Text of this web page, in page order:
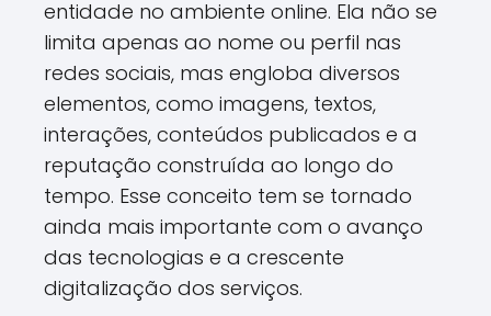
entidade no ambiente online. Ela não se
limita apenas ao nome ou perfil nas
redes sociais, mas engloba diversos
elementos, como imagens, textos,
interações, conteúdos publicados e a
reputação construída ao longo do
tempo. Esse conceito tem se tornado
ainda mais importante com o avanço
das tecnologias e a crescente
digitalização dos serviços.